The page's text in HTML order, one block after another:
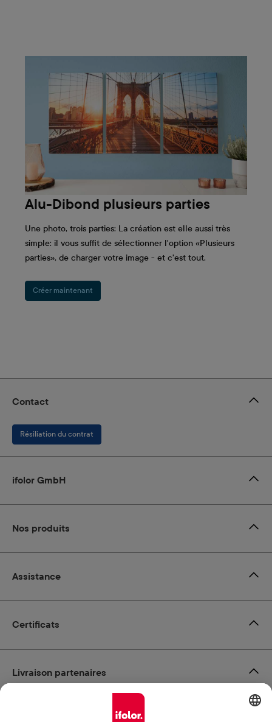
Alu-Dibond plusieurs parties
Une photo, trois parties: La création est elle aussi très
simple: il vous suffit de sélectionner l'option «Plusieurs
parties», de charger votre image - et c'est tout.
Créer maintenant
Certificats
Contact
Résiliation du contrat
ifolor GmbH
Nos produits
Assistance
Livraison partenaires